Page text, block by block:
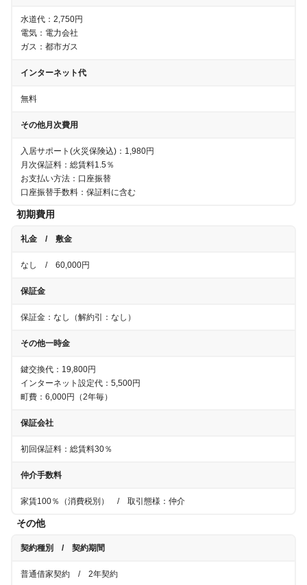
水道代： 2,750円
電気：電力会社
ガス： 都市ガス
インターネット代
無料
その他月次費用
入居サポート(火災保険込)：1,980円
月次保証料：総賃料1.5％
お支払い方法：口座振替
口座振替手数料：保証料に含む
初期費用
礼金 / 敷金
なし / 60,000円
保証金
保証金： なし （解約引： なし ）
その他一時金
鍵交換代：19,800円
インターネット設定代：5,500円
町費：6,000円（2年毎）
保証会社
初回保証料：総賃料30％
仲介手数料
家賃100％（消費税別） / 取引態様：仲介
その他
契約種別 / 契約期間
普通借家契約 / 2年契約